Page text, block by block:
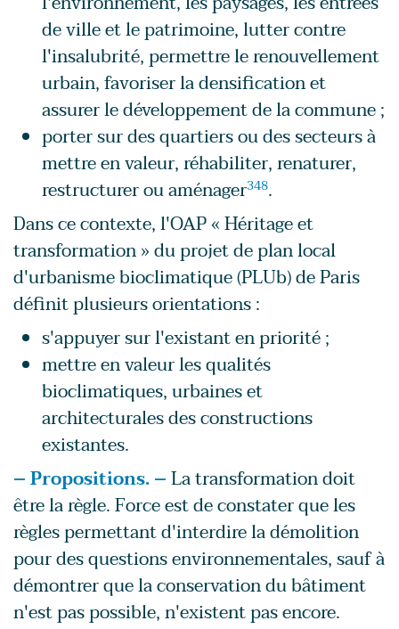
de ville et le patrimoine, lutter contre
l'insalubrité, permettre le renouvellement
urbain, favoriser la densification et
assurer le développement de la commune ;
porter sur des quartiers ou des secteurs à
mettre en valeur, réhabiliter, renaturer,
restructurer ou aménager348.
Dans ce contexte, l'OAP « Héritage et
transformation » du projet de plan local
d'urbanisme bioclimatique (PLUb) de Paris
définit plusieurs orientations :
s'appuyer sur l'existant en priorité ;
mettre en valeur les qualités
bioclimatiques, urbaines et
architecturales des constructions
existantes.
– Propositions. –La transformation doit
être la règle. Force est de constater que les
règles permettant d'interdire la démolition
pour des questions environnementales, sauf à
démontrer que la conservation du bâtiment
n'est pas possible, n'existent pas encore.